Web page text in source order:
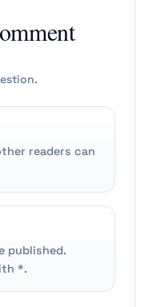
readers can
published.
*.